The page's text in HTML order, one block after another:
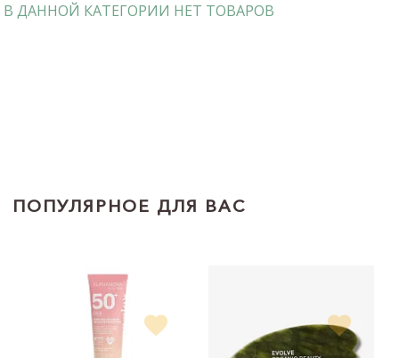
В ДАННОЙ КАТЕГОРИИ НЕТ ТОВАРОВ
ПОПУЛЯРНОЕ ДЛЯ ВАС